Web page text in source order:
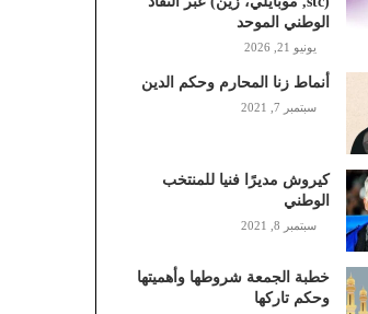
الوطني الموحد
يونيو 21, 2026
أنماط زنا المحارم وحكم الدين
سبتمبر 7, 2021
كيروش مديرًا فنيا للمنتخب
الوطني
سبتمبر 8, 2021
خطبة الجمعة شروطها وأهميتها
وحكم تاركها